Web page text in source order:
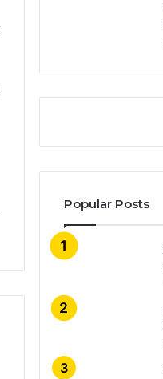
Popular Posts